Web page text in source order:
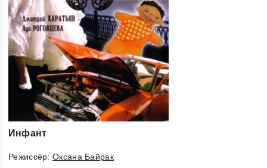
Инфант
Режиссёр:Оксана Байрак